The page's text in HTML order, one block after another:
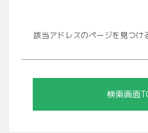
該当アドレスのページを見つけ
検索画面